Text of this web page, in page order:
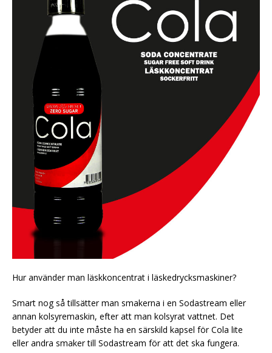
Hur använder man läskkoncentrat i läskedrycksmaskiner?
Smart nog så tillsätter man smakerna i en Sodastream eller
annan kolsyremaskin, efter att man kolsyrat vattnet. Det
betyder att du inte måste ha en särskild kapsel för Cola lite
eller andra smaker till Sodastream för att det ska fungera.